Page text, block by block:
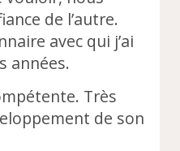
de l’autre.
avec qui j’ai
années.
Très
de son